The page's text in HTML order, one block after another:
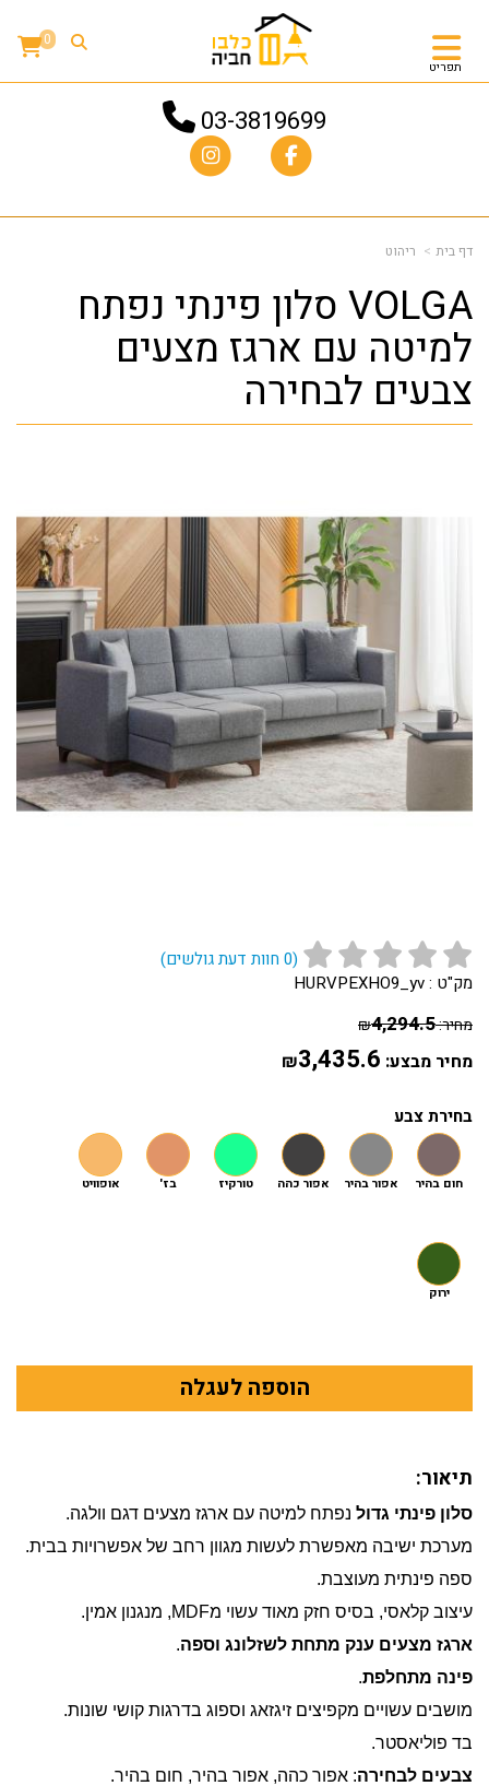
תפריט
0
03-3819699
דף בית ריהוט
VOLGA סלון פינתי נפתח
למיטה עם ארגז מצעים
צבעים לבחירה
(
0 חוות דעת גולשים)
מק"ט :HURVPEXHO9_yv
מחיר: ₪4,294.5
מחיר מבצע: ₪3,435.6
בחירת צבע
חום בהיר אפור בהיר אפור כהה טורקיז בז' אופוויט
ירוק
תיאור:
סלון פינתי גדול נפתח למיטה עם ארגז מצעים דגם וולגה.
מערכת ישיבה מאפשרת לעשות מגוון רחב של אפשרויות בבית.
ספה פינתית מעוצבת.
עיצוב קלאסי, בסיס חזק מאוד עשוי מMDF, מנגנון אמין.
ארגז מצעים ענק מתחת לשזלונג וספה.
פינה מתחלפת.
מושבים עשויים מקפיצים זיגזאג וספוג בדרגות קושי שונות.
בד פוליאסטר.
צבעים לבחירה: אפור כהה, אפור בהיר, חום בהיר.